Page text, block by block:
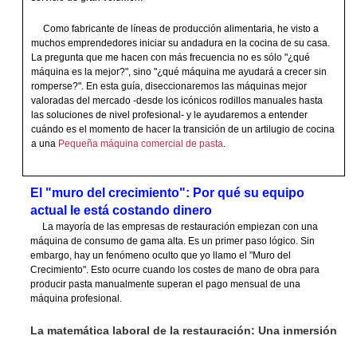
Como fabricante de líneas de producción alimentaria, he visto a
muchos emprendedores iniciar su andadura en la cocina de su casa.
La pregunta que me hacen con más frecuencia no es sólo "¿qué
máquina es la mejor?", sino "¿qué máquina me ayudará a crecer sin
romperse?". En esta guía, diseccionaremos las máquinas mejor
valoradas del mercado -desde los icónicos rodillos manuales hasta
las soluciones de nivel profesional- y le ayudaremos a entender
cuándo es el momento de hacer la transición de un artilugio de cocina
a una Pequeña máquina comercial de pasta.
El "muro del crecimiento": Por qué su equipo
actual le está costando dinero
La mayoría de las empresas de restauración empiezan con una
máquina de consumo de gama alta. Es un primer paso lógico. Sin
embargo, hay un fenómeno oculto que yo llamo el "Muro del
Crecimiento". Esto ocurre cuando los costes de mano de obra para
producir pasta manualmente superan el pago mensual de una
máquina profesional.
La matemática laboral de la restauración: Una inmersión